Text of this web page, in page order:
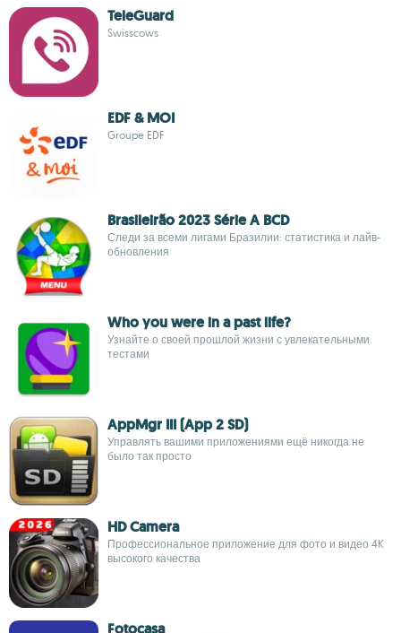
TeleGuard
Swisscows
EDF & MOI
Groupe EDF
Brasileirão 2023 Série A BCD
Следи за всеми лигами Бразилии: статистика и лайв-
обновления
Who you were in a past life?
Узнайте о своей прошлой жизни с увлекательными
тестами
AppMgr III (App 2 SD)
Управлять вашими приложениями ещё никогда не
было так просто
HD Camera
Профессиональное приложение для фото и видео 4K
высокого качества
Fotocasa